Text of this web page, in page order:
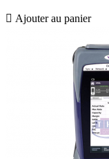
 Ajouter au panier